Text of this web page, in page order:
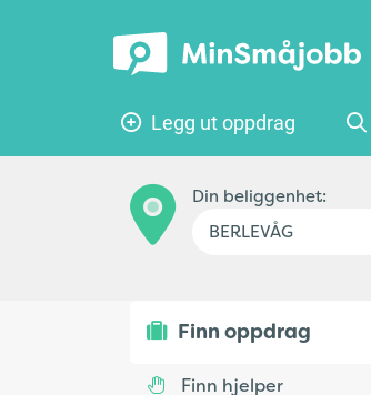
Legg ut oppdrag
Din beliggenhet:
Finn oppdrag
Finn hjelper